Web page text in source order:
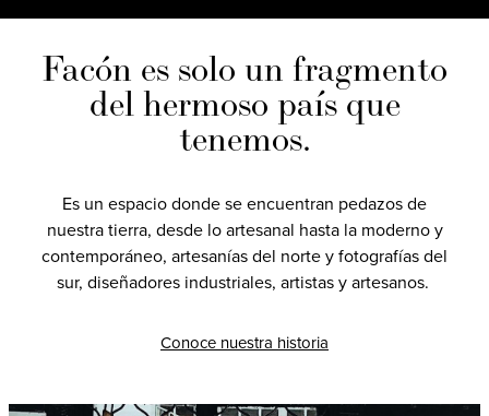
Facón es solo un fragmento
del hermoso país que
tenemos.
Es un espacio donde se encuentran pedazos de
nuestra tierra, desde lo artesanal hasta la moderno y
contemporáneo, artesanías del norte y fotografías del
sur, diseñadores industriales, artistas y artesanos.
Conoce nuestra historia